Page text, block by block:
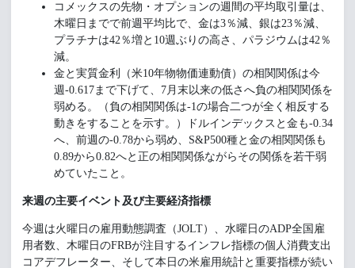
コメックスの先物・オプションの週間の平均取引量は、
木曜日までで前週平均比で、金は3％減、銀は23％減、
プラチナは42％増と10週ぶりの高さ、パラジウムは42％
減。
金と実質金利（米10年物物価連動債）の相関関係は今
週-0.617まで下げて、7月末以来の低さへ負の相関関係を
弱める。（負の相関関係は-1の場合二つが全く相反する
動きをすることを示す。）ドルインデックスと金も-0.34
へ、前週の-0.78から弱め、S&P500種と金の相関関係も
0.89から0.82へと正の相関関係ながらその関係を若干弱
めていたこと。
来週の主要イベント及び主要経済指標
今週は火曜日の雇用動態調査（JOLT）、水曜日のADP全国雇
用者数、木曜日のFRBが注目するインフレ指標の個人消費支出
コアデフレーター、そして本日の米雇用統計と重要指標が続い